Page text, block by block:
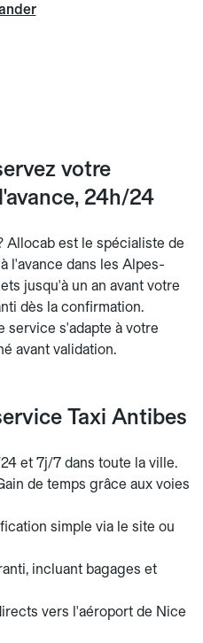
votre
24h/24
Allocab est le spécialiste de
l'avance dans les Alpes-
jusqu'à un an avant votre
dès la confirmation.
service s'adapte à votre
avant validation.
Taxi Antibes
et 7j/7 dans toute la ville.
de temps grâce aux voies
simple via le site ou
incluant bagages et
vers l'aéroport de Nice